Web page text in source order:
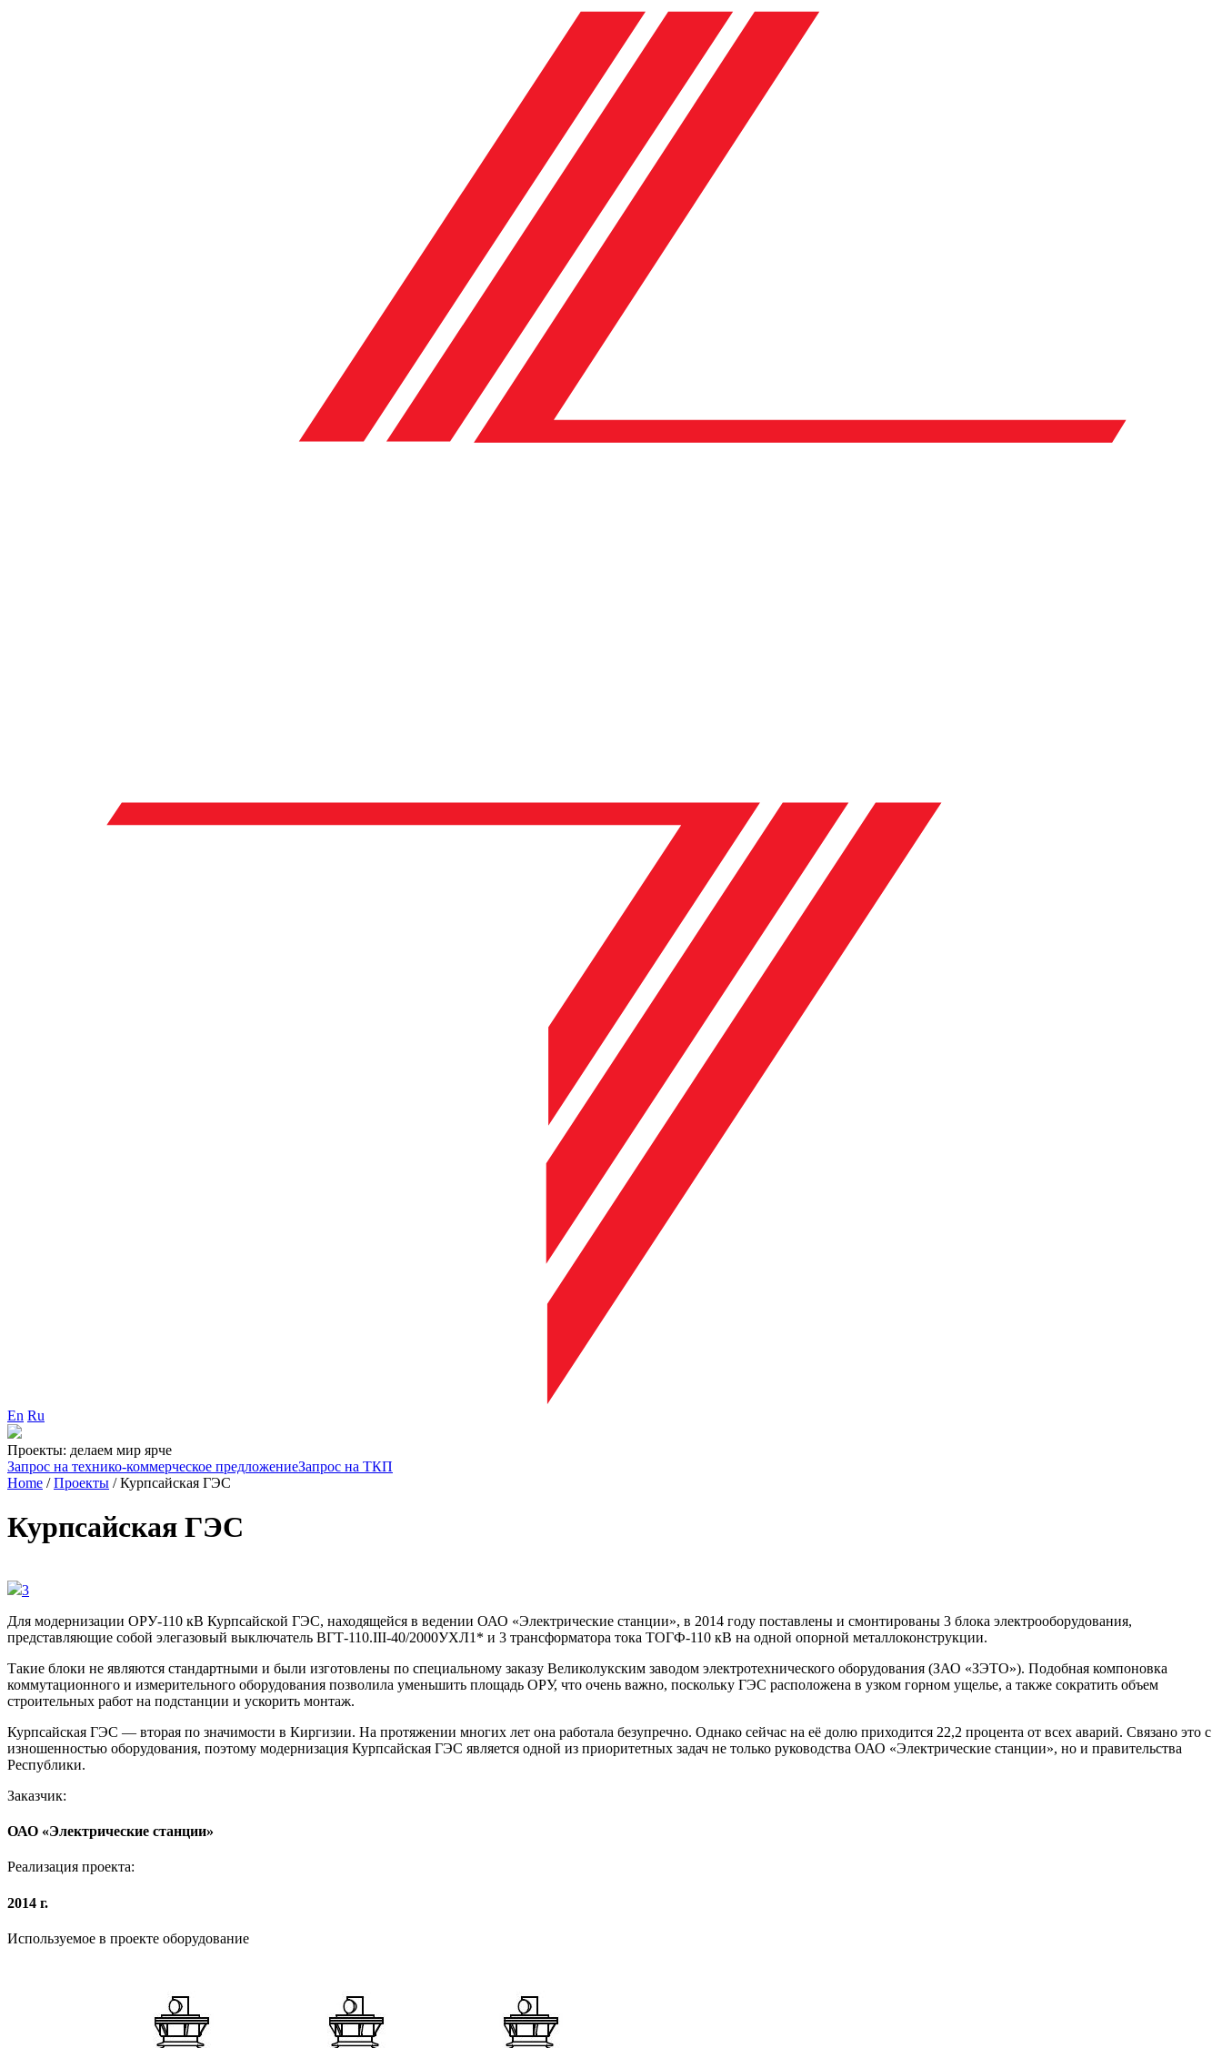
En Ru
Проекты: делаем мир ярче
Запрос на технико-коммерческое предложениеЗапрос на ТКП
Home /Проекты /Курпсайская ГЭС
Курпсайская ГЭС
3
Для модернизации ОРУ-110 кВ Курпсайской ГЭС, находящейся в ведении ОАО «Электрические станции», в 2014 году поставлены и смонтированы 3 блока электрооборудования,
представляющие собой элегазовый выключатель ВГТ-110.III-40/2000УХЛ1* и 3 трансформатора тока ТОГФ-110 кВ на одной опорной металлоконструкции.
Такие блоки не являются стандартными и были изготовлены по специальному заказу Великолукским заводом электротехнического оборудования (ЗАО «ЗЭТО»). Подобная компоновка
коммутационного и измерительного оборудования позволила уменьшить площадь ОРУ, что очень важно, поскольку ГЭС расположена в узком горном ущелье, а также сократить объем
строительных работ на подстанции и ускорить монтаж.
Курпсайская ГЭС — вторая по значимости в Киргизии. На протяжении многих лет она работала безупречно. Однако сейчас на её долю приходится 22,2 процента от всех аварий. Связано это с
изношенностью оборудования, поэтому модернизация Курпсайская ГЭС является одной из приоритетных задач не только руководства ОАО «Электрические станции», но и правительства
Республики.
Заказчик:
ОАО «Электрические станции»
Реализация проекта:
2014 г.
Используемое в проекте оборудование